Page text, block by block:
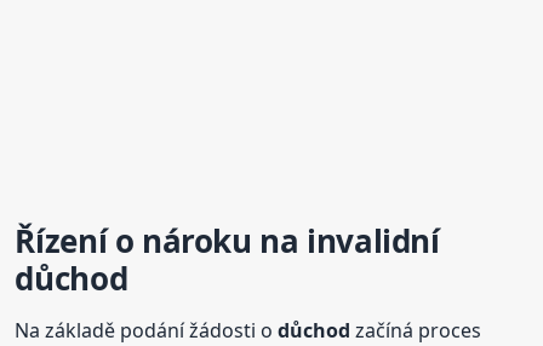
Řízení o nároku na invalidní
důchod
Na základě podání žádosti odůchod začíná proces